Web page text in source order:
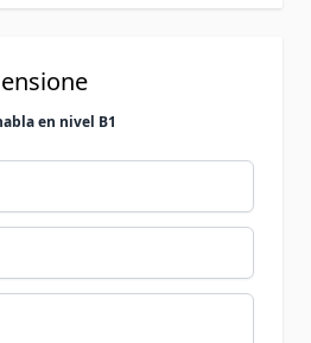
en nivel B1